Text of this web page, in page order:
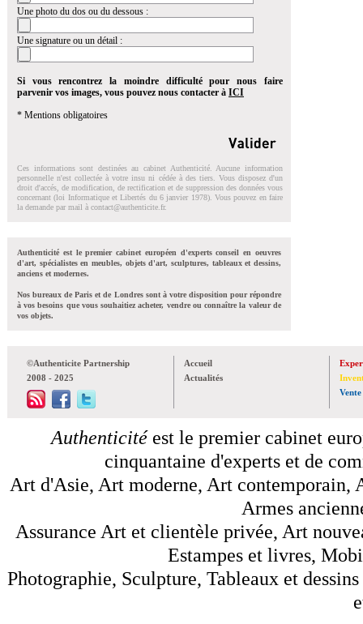
Une photo du dos ou du dessous :
Une signature ou un détail :
Si vous rencontrez la moindre difficulté pour nous faire
parvenir vos images, vous pouvez nous contacter à ICI
* Mentions obligatoires
Ces informations sont destinées au cabinet Authenticité. Aucune information
personnelle n'est collectée à votre insu ni cédée à des tiers. Vous disposez d'un
droit d'accés, de modification, de rectification et de suppression des données vous
concernant (loi Informatique et Libertés du 6 janvier 1978). Vous pouvez en faire
la demande par mail à contact@authenticite.fr.
Authenticité est le premier cabinet européen d'experts conseil en oeuvres
d'art, spécialistes en meubles, objets d'art, sculptures, tableaux et dessins,
anciens et modernes.
Nos bureaux de Paris et de Londres sont à votre disposition pour répondre
à vos besoins que vous souhaitiez acheter, vendre ou connaître la valeur de
vos objets.
©Authenticite Partnership
2008 - 2025
Accueil
Actualités
Vente
Authenticitéest le premier cabinet
cinquantaine d'experts et de
Art d'Asie, Art moderne, Art contemporain,
Armes
Assurance Art et clientèle privée, Art
Estampes et livres,
Photographie, Sculpture, Tableaux et